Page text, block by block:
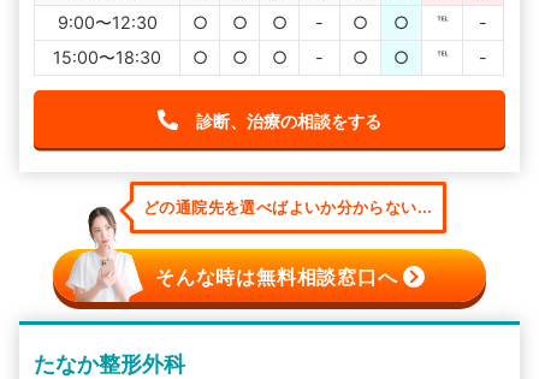
9:00〜12:30
○ ○ ○ - ○ ○ ℡
-
15:00〜18:30
○ ○ ○ - ○ ○ ℡ -
診断、治療の相談をする
どの通院先を選べばよいか分からない...
そんな時は無料相談窓口へ
たなか整形外科